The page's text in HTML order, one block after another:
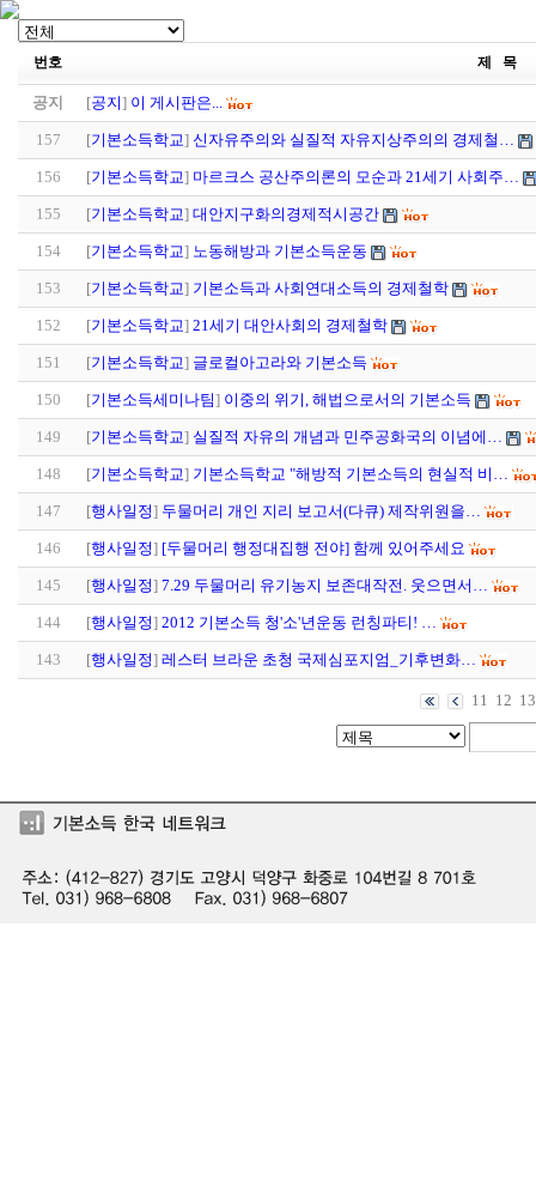
번호 제 목
공지 [공지] 이 게시판은...
157 [기본소득학교] 신자유주의와 실질적 자유지상주의의 경제철…
156 [기본소득학교] 마르크스 공산주의론의 모순과 21세기 사회주…
155 [기본소득학교] 대안지구화의경제적시공간
154 [기본소득학교] 노동해방과 기본소득운동
153 [기본소득학교] 기본소득과 사회연대소득의 경제철학
152 [기본소득학교] 21세기 대안사회의 경제철학
151 [기본소득학교] 글로컬아고라와 기본소득
150 [기본소득세미나팀] 이중의 위기, 해법으로서의 기본소득
149 [기본소득학교] 실질적 자유의 개념과 민주공화국의 이념에…
148 [기본소득학교] 기본소득학교 "해방적 기본소득의 현실적 비…
147 [행사일정] 두물머리 개인 지리 보고서(다큐) 제작위원을…
146 [행사일정] [두물머리 행정대집행 전야] 함께 있어주세요
145 [행사일정] 7.29 두물머리 유기농지 보존대작전. 웃으면서…
144 [행사일정] 2012 기본소득 청'소'년운동 런칭파티! …
143 [행사일정] 레스터 브라운 초청 국제심포지엄_기후변화…
11 12 13